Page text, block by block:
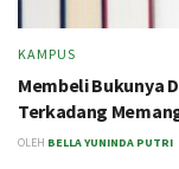
KAMPUS
Membeli Bukunya
Terkadang
OLEH BELLA YUNINDA PUTRI